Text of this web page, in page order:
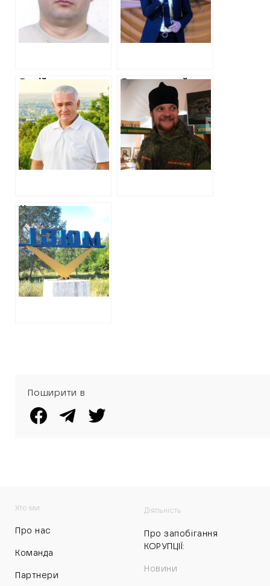
та Вовчанськ.
місті під час
окупації
святкування дня
російського
Російському
гауляйтеру Ізюма
оголосили третю
підозру: на цей
раз за передачу
банківських
автівок та зброї
окупантам
В окупований
Ізюм приїхав
священник РПЦ –
ексміліціонер,
який роками
освячував
військову техніку
та навчав
Хто допомагає
російським
окупантам у
Ізюмі: частина 3
Поширити в
Хто ми
Про нас
Команда
Партнери
Діяльність
Про запобігання
КОРУПЦІЇ:
Новини